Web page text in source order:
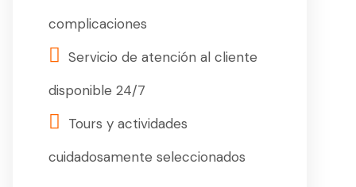
complicaciones
Servicio de atención al cliente
disponible 24/7
Tours y actividades
cuidadosamente seleccionados